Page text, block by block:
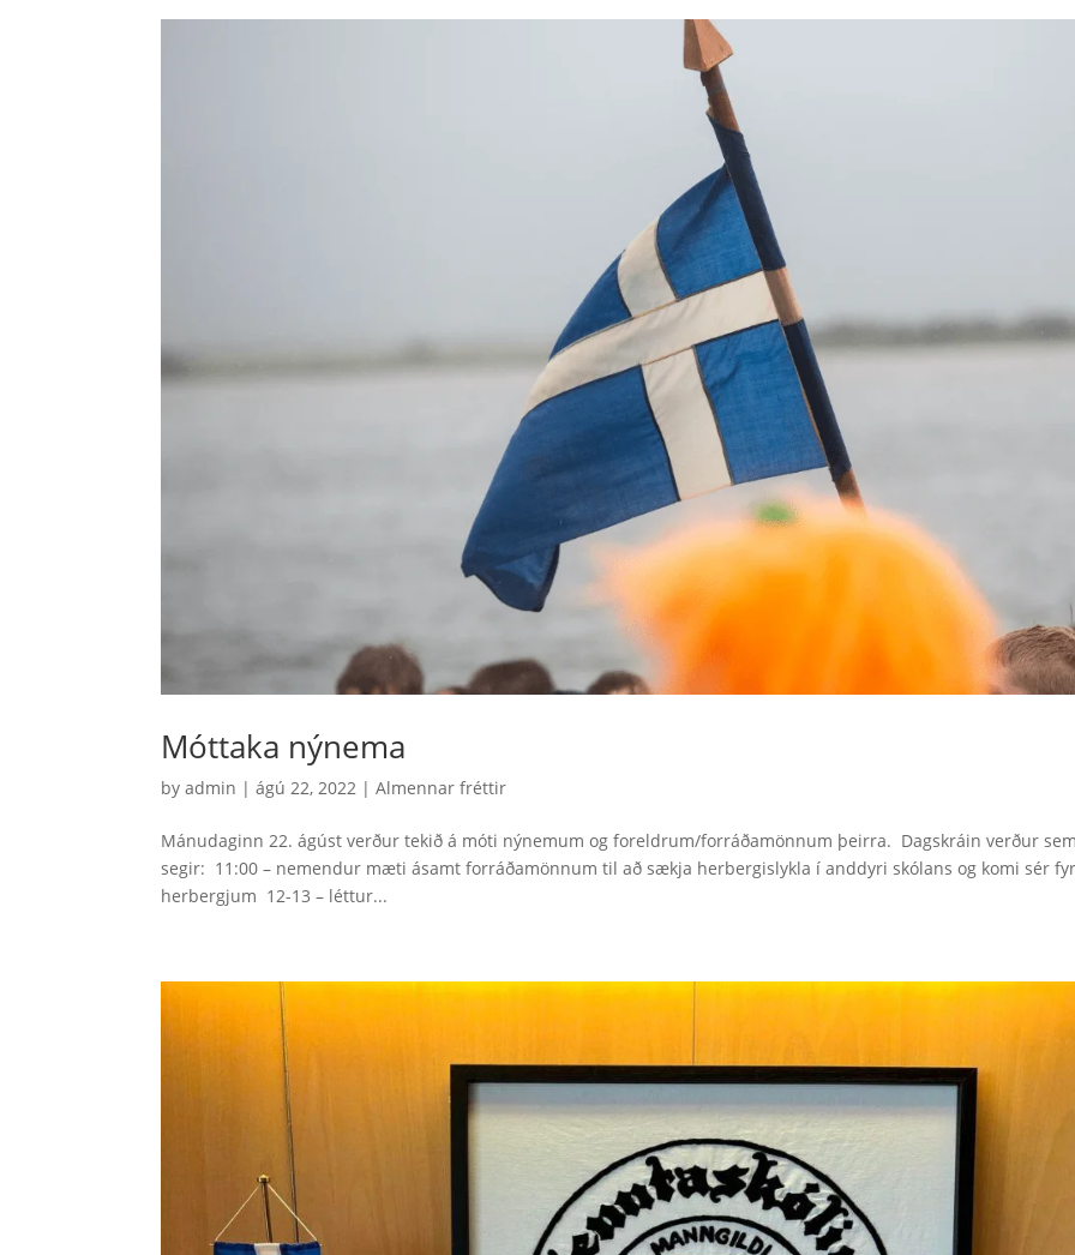
Móttaka nýnema
byadmin |ágú 22, 2022 |Almennar fréttir
Mánudaginn 22. ágúst verður tekið á móti nýnemum og foreldrum/forráðamönnum þeirra. Dagskráin verður
segir: 11:00 – nemendur mæti ásamt forráðamönnum til að sækja herbergislykla í anddyri skólans og komi sér
herbergjum 12-13 – léttur...